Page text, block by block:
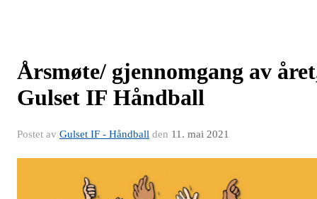
Årsmøte/ gjennomgang av
Gulset IF Håndball
Postet av Gulset IF - Håndball den 11. mai 2021